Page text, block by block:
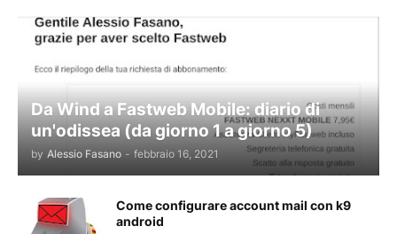
Da Wind a Fastweb Mobile: diario di
un'odissea (da giorno 1 a giorno 5)
by Alessio Fasano - febbraio 16, 2021
Come configurare account mail con k9
android